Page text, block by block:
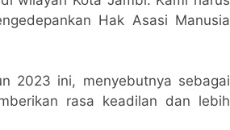
Hak Asasi Manusia
2023 ini, menyebutnya sebagai
rasa keadilan dan lebih